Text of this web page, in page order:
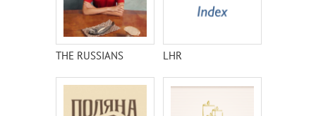
THE RUSSIANS LHR